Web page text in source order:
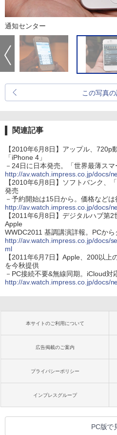
通知センター
この写真
関連記事
【2010年6月8日】アップル、720p
「iPhone 4」
－24日に日本発売。「世界最薄スマ
http://av.watch.impress.co.jp/docs/
【2010年6月8日】ソフトバンク、
発売
－予約開始は15日から。価格などは
http://av.watch.impress.co.jp/docs/
【2011年6月8日】デジタルハブ第
Apple
WWDC2011 基調講演詳報。PCから
http://av.watch.impress.co.jp/docs/
ml
【2011年6月7日】Apple、200以上
を今秋提供
－PC接続不要&無線同期。iCloud対
http://av.watch.impress.co.jp/docs/
本サイトのご利用について
広告掲載のご案内
プライバシーポリシー
インプレスグループ
PC版で